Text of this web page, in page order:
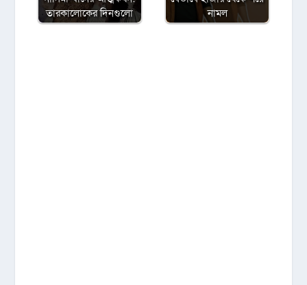
তারকালোকের দিনগুলো
নামল